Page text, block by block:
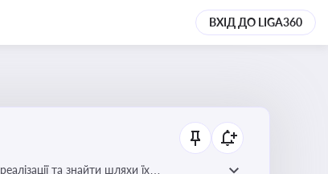
ВХІД ДО LIGA360
та знайти шляхи їх